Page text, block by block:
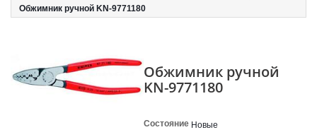
Обжимник ручной KN-9771180
Обжимник ручной
KN-9771180
Состояние Новые